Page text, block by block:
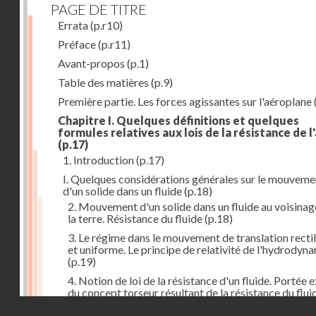
PAGE DE TITRE
Errata(p.r10)
Préface(p.r11)
Avant-propos (p.1)
Table des matières (p.9)
Première partie. Les forces agissantes sur l'aéroplane
Chapitre I. Quelques définitions et quelques
formules relatives aux lois de la résistance de
(p.17)
1. Introduction(p.17)
I. Quelques considérations générales sur le
d'un solide dans un fluide(p.18)
2. Mouvement d'un solide dans un fluide au
la terre. Résistance du fluide(p.18)
3. Le régime dans le mouvement de translation
et uniforme. Le principe de relativité de
(p.19)
4. Notion de loi de la résistance d'un fluide. Portée
du concept torseur résultant de la résistance du